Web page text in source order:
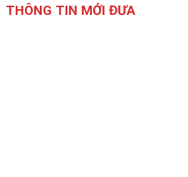
THÔNG TIN MỚI ĐƯA